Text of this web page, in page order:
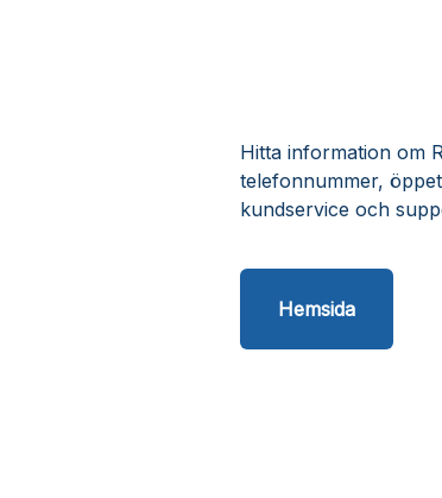
Hitta information om
telefonnummer,
kundservice och
Hemsida